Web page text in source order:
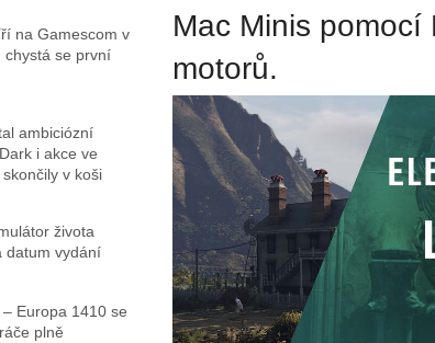
Mac Minis pomocí
motorů.
na Gamescom v
chystá se první
ambiciózní
i akce ve
v koši
života
datum vydání
Europa 1410 se
plně